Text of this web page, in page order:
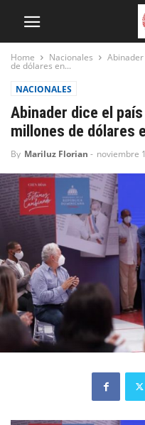
Home Nacionales
de dólares en...
NACIONALES
Abinader dice el
millones de dólares
By Mariluz Florian - noviembre